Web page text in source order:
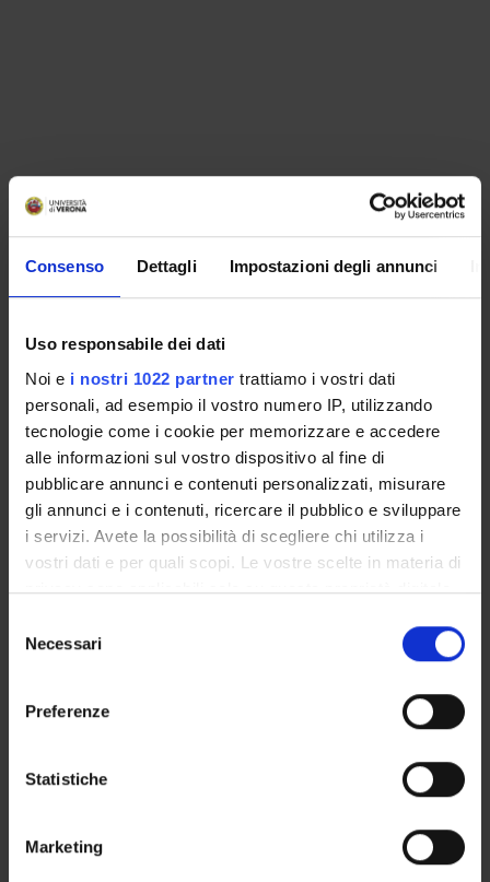
Consenso Dettagli Impostazioni degli annunci
Uso responsabile dei dati
Noi e i nostri 1022 partner trattiamo i vostri dati
personali, ad esempio il vostro numero IP, utilizzando
tecnologie come i cookie per memorizzare e accedere
alle informazioni sul vostro dispositivo al fine di
pubblicare annunci e contenuti personalizzati, misurare
gli annunci e i contenuti, ricercare il pubblico e sviluppare
i servizi. Avete la possibilità di scegliere chi utilizza i
vostri dati e per quali scopi. Le vostre scelte in materia di
privacy sono applicabili solo su questa proprietà digitale
modificare o revocare il proprio consenso in qualsiasi
momento dalla Dichiarazione sui cookie o facendo clic
raccogliere informazioni sulla tua posizione
geografica, con un'approssimazione di qualche
Identificare il tuo dispositivo, scansionandolo
delNecessari
Preferenze
Statistiche
Marketing
GOVERNANCE
SERVIZI DI SEGRETERIA STUDENTI
STRUTTURE DEL DIPARTIMENTO
LABORATORI DI RICERCA
CENTRI DI RICERCA
Contatti
Luoghi